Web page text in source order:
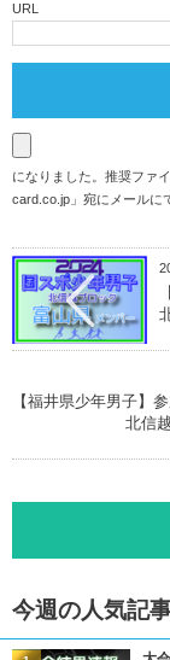
URL
になりました。推奨ファ
card.co.jp 」宛にメールに
【福井県少年男子】
北信
今週の人気記